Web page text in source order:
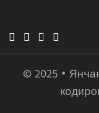
© 2025 •